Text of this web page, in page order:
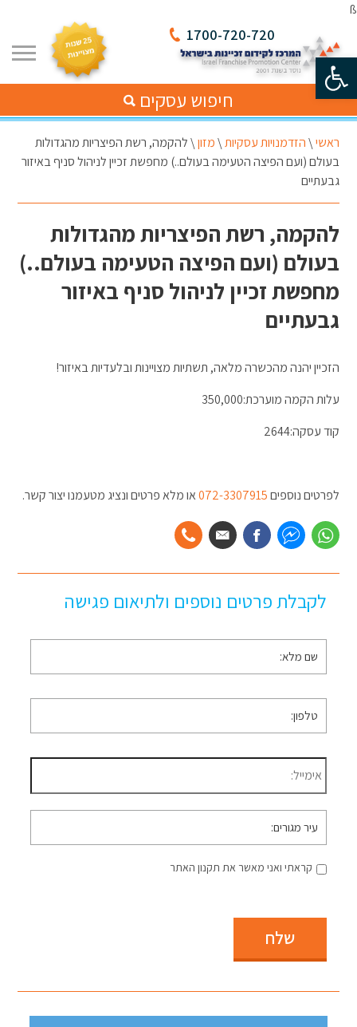
פתח סרגל נגישות
ß
1700-720-720
חיפוש עסקים
ראשי\הזדמנויות עסקיות\מזון\להקמה, רשת הפיצריות מהגדולות
בעולם (ועם הפיצה הטעימה בעולם..) מחפשת זכיין לניהול סניף באיזור
גבעתיים
להקמה, רשת הפיצריות מהגדולות
בעולם (ועם הפיצה הטעימה בעולם..)
מחפשת זכיין לניהול סניף באיזור
גבעתיים
הזכיין יהנה מהכשרה מלאה, תשתיות מצויינות ובלעדיות באיזור!
עלות הקמה מוערכת:350,000
קוד עסקה:2644
לפרטים נוספים072-3307915או מלא פרטים ונציג מטעמנו יצור קשר.
לקבלת פרטים נוספים ולתיאום פגישה
שם
מלא *
טלפון *
דוא״ל *
עיר
מגורים
קראתי ואני מאשר את תקנון האתר
שלח